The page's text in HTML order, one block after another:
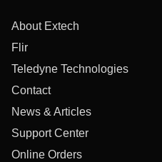
About Extech
Flir
Teledyne Technologies
Contact
News & Articles
Support Center
Online Orders